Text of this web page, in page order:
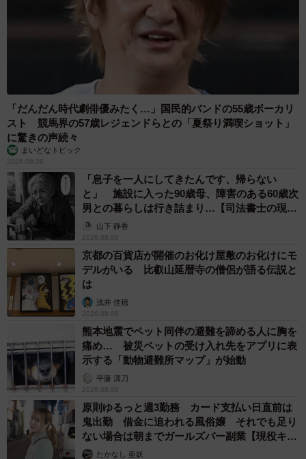
「車をのけてほしい」と言ってきた。「自分が借りている
敷地にも関わらず、無断駐車された挙句、『のけて』と言
われて腹が立ったんです。どうにもならないと思って公に
しました」と男性。通路をふさぐように車を横向きに置
き、X上に経緯を綴った。
X上では「無断駐車、腹立つよね」「悪質すぎる」「年単位
はヤバい。そりゃ、恨むわ」「これはひどい…」「お金で
解決が一番ですよ」など同情のコメントが殺到した。
店側は謝罪、無断駐車の料金支払いへ
車店は後日、男性に正式に謝罪。現在、無断駐車料金の支
払いについても話し合いを進めているという。男性は「こ
ちらとしても、Xに投稿したのはやり過ぎた部分もあります
が…。謝っていただけたので、今後は相手の対応を見守り
たいです。今回の投稿を通して、無断駐車の被害に困って
いる人が多いことも分かりました。自分の投稿を通じて、
無断駐車される側の気持ちが伝わればとも思います」と話
した。
「だんだん時代劇俳優みたく…」国民的バンドの55歳ボーカリ
スト 競馬界の57歳レジェンドらとの「夏祭り満喫ショット」
に驚きの声続々
まいどなトピック
2026.08.08
「息子を一人にしてきたんです、帰らない
と」 施設に入った90歳母、障害のある60歳次
男との暮らしは行き詰まり…【司法書士の現場
から】山下 静香
2026.08.08
京都の百貨店が開催のお化け屋敷のお化けにモ
デルがいる 比叡山延暦寺の僧侶が語る伝説と
は
浅井 佳穂
2026.08.08
熊本地震でペット同伴の避難を諦める人に胸を
痛め… 被災ペットの受け入れ先をアプリに表
示する「動物避難所マップ」が始動
平藤 清刀
2026.08.08
原則ゆるっと週3勤務 カード支払い日直前は
鬼出勤 借金に追われる風俗嬢 それでも足り
ない場合は朝までガールズバー副業【現役キャ
ストに取材】
たかなし 亜妖